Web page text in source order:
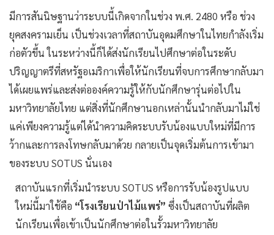
มีการสันนิษฐานว่าระบบนี้เกิดจากในช่วง พ.ศ. 2480 หรือ ช่วง
ยุคสงครามเย็น เป็นช่วงเวลาที่สถาบันอุดมศึกษาในไทยกำลังเริ่ม
ก่อตัวขึ้น ในระหว่างนี้ก็ได้ส่งนักเรียนไปศึกษาต่อในระดับ
ปริญญาตรีที่สหรัฐอเมริกาเพื่อให้นักเรียนที่จบการศึกษากลับมา
ได้เผยแพร่และส่งต่อองค์ความรู้ให้กับนักศึกษารุ่นต่อไปใน
มหาวิทยาลัยไทย แต่สิ่งที่นักศึกษานอกเหล่านั้นนำกลับมาไม่ใช่
แค่เพียงความรู้แต่ได้นำความคิดระบบรับน้องแบบใหม่ที่มีการ
ว้ากและการลงโทษกลับมาด้วย กลายเป็นจุดเริ่มต้นการเข้ามา
ของระบบ SOTUS นั่นเอง
สถาบันแรกที่เริ่มนำระบบ SOTUS หรือการรับน้องรูปแบบ
ใหม่นี้มาใช้คือ “โรงเรียนป่าไม้แพร่” ซึ่งเป็นสถาบันที่ผลิต
นักเรียนเพื่อเข้าเป็นนักศึกษาต่อในรั้วมหาวิทยาลัย